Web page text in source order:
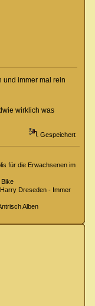
und immer mal rein
wirklich was
Gespeichert
für die Erwachsenen im
Bike
Dreseden - Immer
Alben